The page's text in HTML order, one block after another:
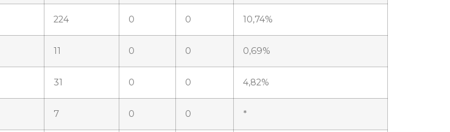
224 0 0 10,74%
11 0 0 0,69%
31 0 0 4,82%
7 0 0 *